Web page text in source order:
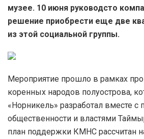
музее. 10 июня руководсто
решение приобрести еще две
из этой социальной группы.
Мероприятие прошло в рамках
коренных народов полуострова,
«Норникель» разработал вместе с
общественности и властями
план поддержки КМНС рассчитан